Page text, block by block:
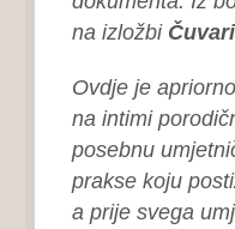
na izložbi
Ovdje je
na intimi
posebnu
prakse koju
a prije svega